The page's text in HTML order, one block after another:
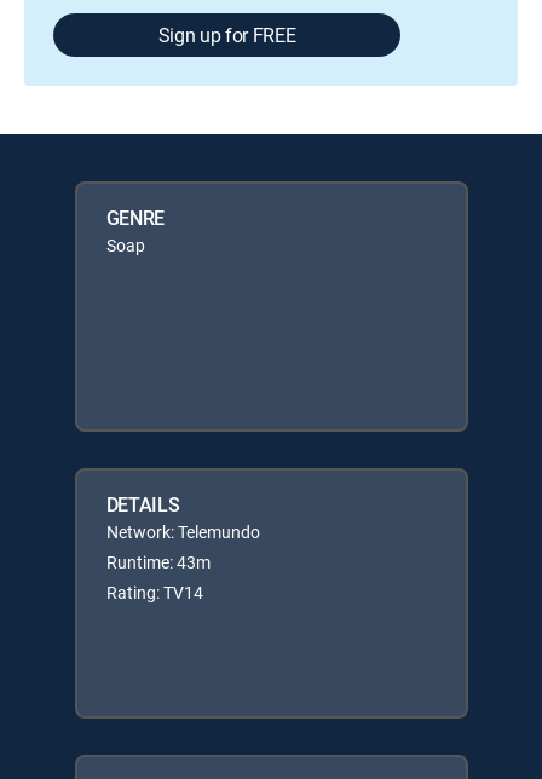
Sign up for FREE
GENRE
Soap
DETAILS
Network: Telemundo
Runtime: 43m
Rating: TV14